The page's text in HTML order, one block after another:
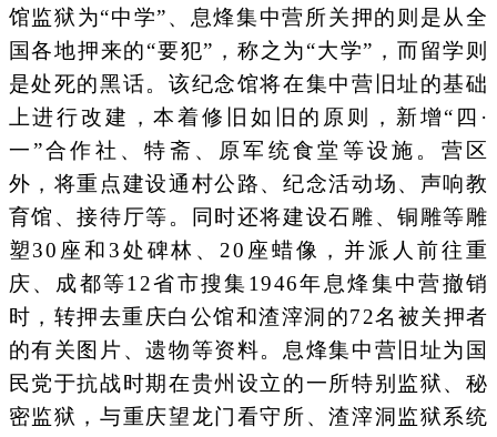
馆监狱为“中学”、息烽集中营所关押的则是从全
国各地押来的“要犯”，称之为“大学”，而留学则
是处死的黑话。该纪念馆将在集中营旧址的基础
上进行改建，本着修旧如旧的原则，新增“四·
一”合作社、特斋、原军统食堂等设施。营区
外，将重点建设通村公路、纪念活动场、声响教
育馆、接待厅等。同时还将建设石雕、铜雕等雕
塑30座和3处碑林、20座蜡像，并派人前往重
庆、成都等12省市搜集1946年息烽集中营撤销
时，转押去重庆白公馆和渣滓洞的72名被关押者
的有关图片、遗物等资料。息烽集中营旧址为国
民党于抗战时期在贵州设立的一所特别监狱、秘
密监狱，与重庆望龙门看守所、渣滓洞监狱系统